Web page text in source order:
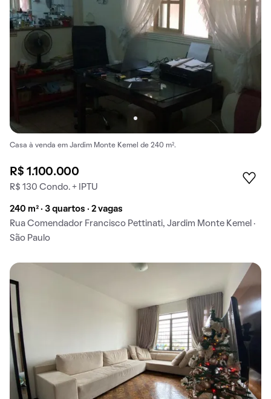
Casa à venda em Jardim Monte Kemel de 240 m².
R$ 1.100.000
R$ 130 Condo. + IPTU
240 m² · 3 quartos · 2 vagas
Rua Comendador Francisco Pettinati, Jardim Monte Kemel ·
São Paulo